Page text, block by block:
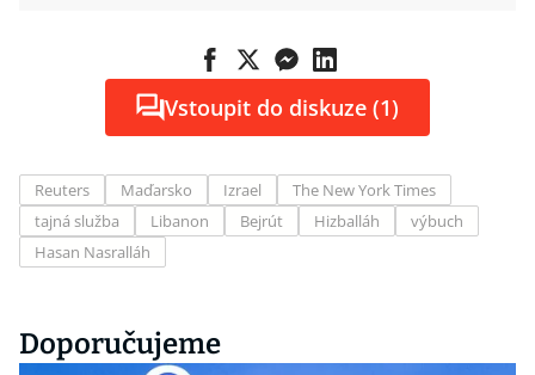
Vstoupit do diskuze (1)
Reuters Maďarsko Izrael
The New York Times
tajná služba
Libanon Bejrút Hizballáh
výbuch
Hasan Nasralláh
Doporučujeme